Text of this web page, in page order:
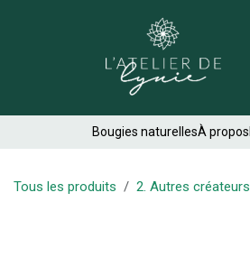
Bougies naturellesÀ propos
Tous les produits 2. Autres créateurs